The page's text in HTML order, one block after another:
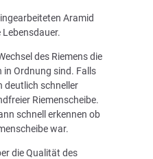
Aramid
des Riemens die
in Ordnung sind. Falls
deutlich schneller
Riemenscheibe.
schnell erkennen ob
war.
die Qualität des